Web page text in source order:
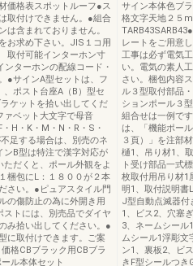
価格表スポットルーフ●ス
取付けできません。●組合
は含まれておりません。
お求め下さい。JIS１コ用
取付可能インターホン寸
ターホンの配線コード・
●サインA型セットは、フ
、ポスト台座A（B）型セ
ケットを拾い出してくだ
ァベット大文字で母音
・H・K・M・N・R・S・
足する場合は、別売のネ
ンB型は特注で漢字対応が
だくと、ポール外観をよ
梱包にL：１８００が２本
さい。●ピュアスタイル門
の傷防止の為に外開き用
ストには、別売品でダイヤ
み拾い出してください。●
に取付けできます。ご案
格CBブラック用CBブラ
ル本体セット
サイン本体色ブ
格文字天地２５
レートをご用意
工事は必ず電気
い。電気の素人
さい。梱包内容
ル３型取付部品
ションポール３
組合せは一例で
は、「機能ポー
３頁）」を注部
樋1、吊り材1、
ト受け部品一式
枚取付用吊り材1
明1、取付説明書
J型自動点滅器付
1、ビス2、穴塞
3、ネームシール
ムシール1浮彫文
ン1、裏板2、ビ
きF型シールつき